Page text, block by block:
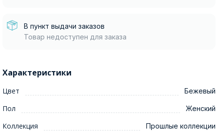
В пункт выдачи заказов
Товар недоступен для заказа
Характеристики
Цвет Бежевый
Пол Женский
Коллекция Прошлые коллекции